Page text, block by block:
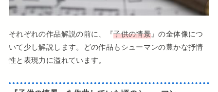
それぞれの作品解説の前に、『子供の情景』の全体像につ
いて少し解説します。どの作品もシューマンの豊かな抒情
性と表現力に溢れています。